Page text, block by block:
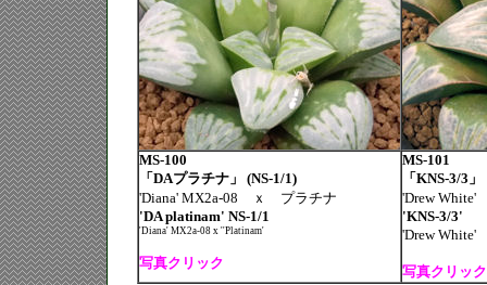
MS-100
「DAプラチナ」 (NS-1/1)
'Diana' MX2a-08 ｘ プラチナ
'DA platinam' NS-1/1
'Diana' MX2a-08 x ''Platinam'
写真クリック
MS-101
「KNS-3/3」
'Drew
'KNS-3/3'
'Drew
写真クリック